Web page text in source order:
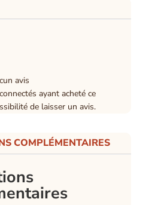
avis
ayant acheté ce
de laisser un avis.
COMPLÉMENTAIRES